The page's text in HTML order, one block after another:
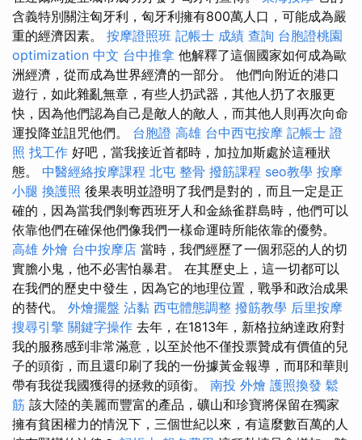
含義特別關注匈牙利，匈牙利擁有800萬人口，可能成為嚴
重的經濟因素。 按摩證照班 記帳士 成績 查詢 台胞證桃園
optimization 中文 台中推拿 他解釋了這個國家如何成為歐
洲經濟，從而成為世界經濟的一部分。 他們向附近的港口
遊行，如此雜亂無章，有些人扔武器，其他人扔了衣服更
快，因為他們認為自己是敵人的敵人，而其他人則再次向命
運投降並詛咒他們。 台胞證 高雄 台中西屯按摩 記帳士 證
照 找工作 好吧，當我接近首都時，加拉加斯處於這種狀
態。 中醫經絡按摩課程 北屯 整骨 撥筋課程 seo教學 按摩
小腿 換護照 後果表明並證明了我們是對的，而且一定是正
確的，因為當我們剝奪西班牙人和金絲雀群島時，他們可以
依靠他們在確保他們像我們一樣命運時所能依靠的優勢。
高雄 外燴 台中按摩店 當時，我們經歷了一個邪惡的人的切
實膽小鬼，他不必害怕暴君。 在其歷史上，這一切都可以
在我們的歷史中發生，因為它的地理位置，戰爭和政治成果
的替代。 外燴擺盤 沾黏 西屯體態調整 撥筋教學 后里按摩
搜尋引擎 關鍵字操作 去年，在1813年，新格拉納達政府對
我的服務感到非常滿意，以至於他不僅投票贊成有價值的兒
子的頭銜，而且還印刷了我的一份據黃金報導，而耶和華則
帶有我從我國獲得的拯救的頭銜。 南投 外燴 護照換發 鬆
筋 該大陸的美麗而豐富的產品，礦山和珍寶將保留在獨家
擁有貧困權力的情況下，三個世紀以來，有這麼數百萬的人